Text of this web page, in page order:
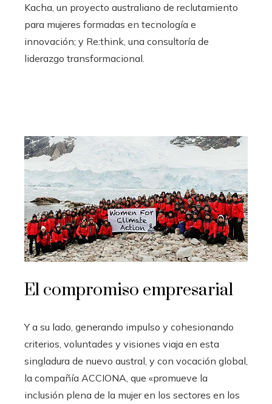
Kacha, un proyecto australiano de reclutamiento
para mujeres formadas en tecnología e
innovación; y Re:think, una consultoría de
liderazgo transformacional.
El compromiso empresarial
Y a su lado, generando impulso y cohesionando
criterios, voluntades y visiones viaja en esta
singladura de nuevo austral, y con vocación global,
la compañía ACCIONA, que «promueve la
inclusión plena de la mujer en los sectores en los